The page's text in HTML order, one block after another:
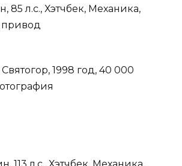
85 л.с., Хэтчбек, Механика,